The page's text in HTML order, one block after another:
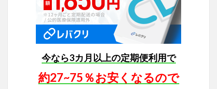
今なら3カ月以上の定期便利用で
約27~75％お安くなるので